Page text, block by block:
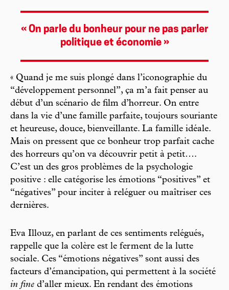
« On parle du bonheur pour ne pas parler
politique et économie »
« Quand je me suis plongé dans l’iconographie du
“développement personnel”, ça m’a fait penser au
début d’un scénario de film d’horreur. On entre
dans la vie d’une famille parfaite, toujours souriante
et heureuse, douce, bienveillante. La famille idéale.
Mais on pressent que ce bonheur trop parfait cache
des horreurs qu’on va découvrir petit à petit….
C’est un des gros problèmes de la psychologie
positive : elle catégorise les émotions “positives” et
“négatives” pour inciter à reléguer ou maîtriser ces
dernières.
Eva Illouz, en parlant de ces sentiments relégués,
rappelle que la colère est le ferment de la lutte
sociale. Ces “émotions négatives” sont aussi des
facteurs d’émancipation, qui permettent à la société
in fine d’aller mieux. En rendant des émotions